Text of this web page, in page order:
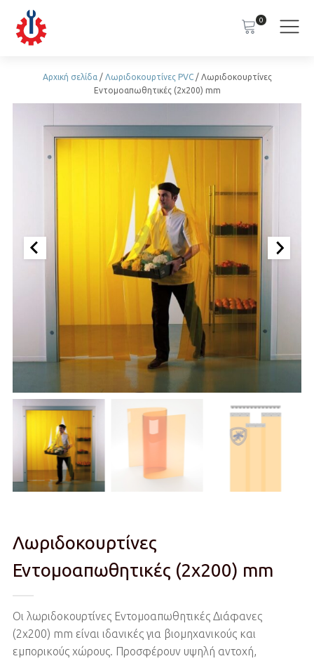
0
Αρχική σελίδα/ Λωριδοκουρτίνες PVC/ Λωριδοκουρτίνες
Εντομοαπωθητικές (2x200) mm
Λωριδοκουρτίνες
Εντομοαπωθητικές (2x200) mm
Οι λωριδοκουρτίνες Εντομοαπωθητικές Διάφανες
(2x200) mm είναι ιδανικές για βιομηχανικούς και
εμπορικούς χώρους. Προσφέρουν υψηλή αντοχή,